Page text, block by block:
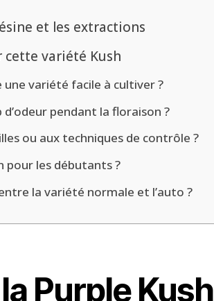
et les extractions
variété Kush
variété facile à cultiver ?
pendant la floraison ?
ou aux techniques de contrôle ?
pour les débutants ?
la variété normale et l’auto ?
Purple Kush